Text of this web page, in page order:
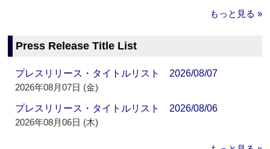
もっと見る »
Press Release Title List
プレスリリース・タイトルリスト 2026/08/07
2026年08月07日 (金)
プレスリリース・タイトルリスト 2026/08/06
2026年08月06日 (木)